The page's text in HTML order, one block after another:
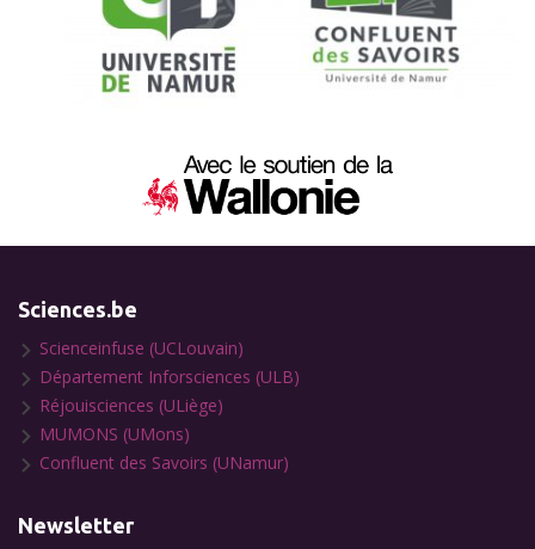
Sciences.be
Scienceinfuse (UCLouvain)
Département Inforsciences (ULB)
Réjouisciences (ULiège)
MUMONS (UMons)
Confluent des Savoirs (UNamur)
Newsletter